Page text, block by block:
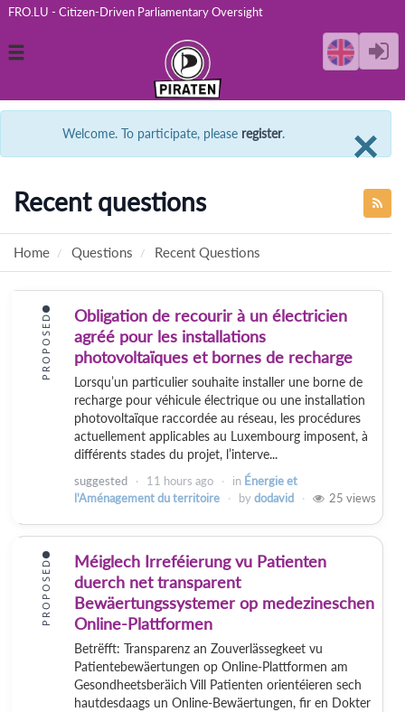
FRO.LU - Citizen-Driven Parliamentary Oversight
Toggle
×
Welcome. To participate, please register.
Recent questions
Home Questions Recent Questions
PROPOSED
Obligation de recourir à un électricien
agréé pour les installations
photovoltaïques et bornes de recharge
Lorsqu’un particulier souhaite installer une borne de
recharge pour véhicule électrique ou une installation
photovoltaïque raccordée au réseau, les procédures
actuellement applicables au Luxembourg imposent, à
différents stades du projet, l’interve...
suggested 11 hours ago in Énergie et
l'Aménagement du territoire
bydodavid 25 views
PROPOSED
Méiglech Irreféierung vu Patienten
duerch net transparent
Bewäertungssystemer op medezineschen
Online-Plattformen
Betrëfft: Transparenz an Zouverlässegkeet vu
Patientebewäertungen op Online-Plattformen am
Gesondheetsberäich Vill Patienten orientéieren sech
hautdesdaags un Online-Bewäertungen, fir en Dokter